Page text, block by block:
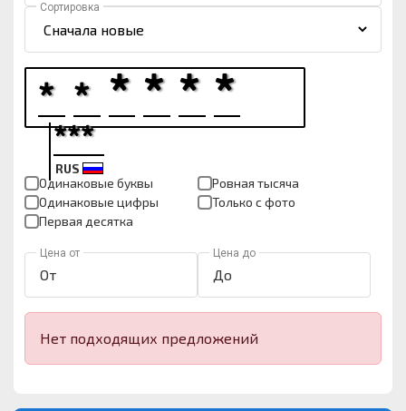
Сортировка
RUS
Одинаковые буквы
Ровная тысяча
Одинаковые цифры
Только с фото
Первая десятка
Цена от Цена до
Нет подходящих предложений